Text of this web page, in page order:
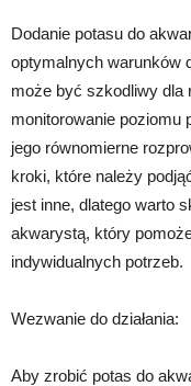
Dodanie potasu do
optymalnych warunków
może być szkodliwy dla
monitorowanie poziomu
jego równomierne
kroki, które należy
jest inne, dlatego warto
akwarystą, który
indywidualnych potrzeb.
Wezwanie do działania:
Aby zrobić potas do